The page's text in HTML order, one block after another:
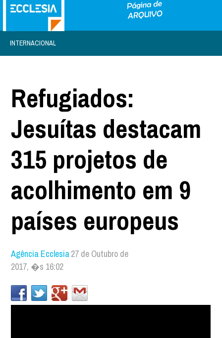
INTERNACIONAL
Refugiados:
Jesuítas destacam
315 projetos de
acolhimento em 9
países europeus
Agência Ecclesia27 de Outubro de
2017, �s 16:02